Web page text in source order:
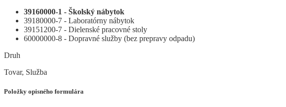
39160000-1 - Školský nábytok
39180000-7 - Laboratórny nábytok
39151200-7 - Dielenské pracovné stoly
60000000-8 - Dopravné služby (bez prepravy odpadu)
Druh
Tovar, Služba
Položky opisného formulára